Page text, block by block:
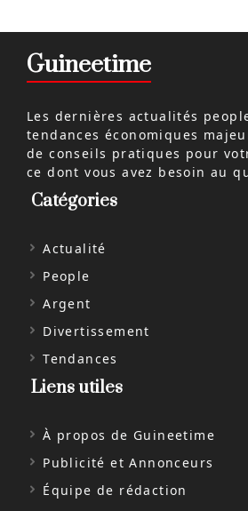
Guineetime
Les dernières actualités
tendances économiques
de conseils pratiques pour
ce dont vous avez besoin au
Catégories
Actualité
People
Argent
Divertissement
Tendances
Liens utiles
À propos de Guineetime
Publicité et Annonceurs
Équipe de rédaction